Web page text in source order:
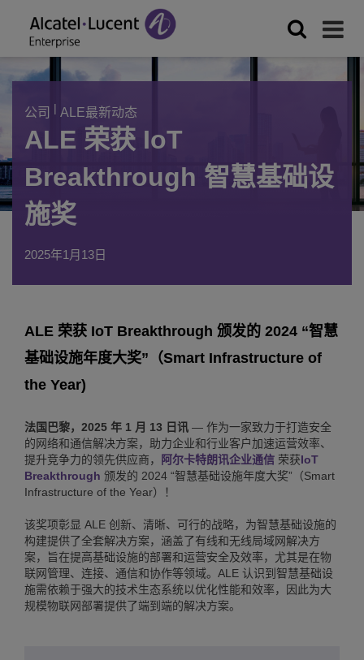
公司 | ALE最新动态
ALE 荣获 IoT
Breakthrough 智慧基础设
施奖
2025年1月13日
ALE 荣获 IoT Breakthrough 颁发的 2024 “智慧
基础设施年度大奖”（Smart Infrastructure of
the Year)
法国巴黎，2025 年 1 月 13 日讯 — 作为一家致力于打造安全
的网络和通信解决方案，助力企业和行业客户加速运营效率、
提升竞争力的领先供应商，
阿尔卡特朗讯企业通信 荣获IoT
Breakthrough 颁发的 2024 “智慧基础设施年度大奖”（Smart
Infrastructure of the Year）！
该奖项彰显 ALE 创新、清晰、可行的战略，为智慧基础设施的
构建提供了全套解决方案，涵盖了有线和无线局域网解决方
案，旨在提高基础设施的部署和运营安全及效率，尤其是在物
联网管理、连接、通信和协作等领域。ALE 认识到智慧基础设
施需依赖于强大的技术生态系统以优化性能和效率，因此为大
规模物联网部署提供了端到端的解决方案。